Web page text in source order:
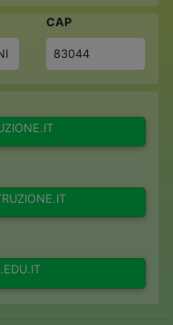
CAP
83044